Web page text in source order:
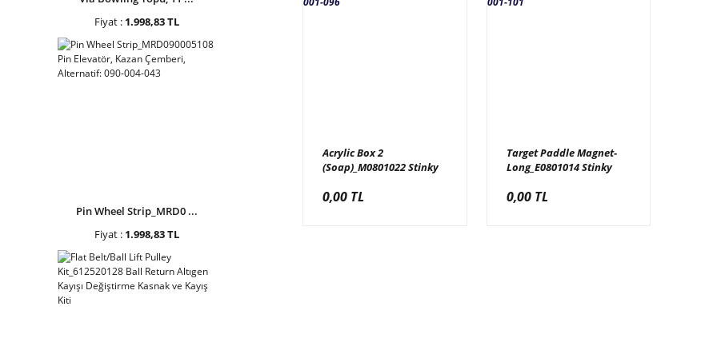
Fiyat : 1.998,83 TL
Pin Wheel Strip_MRD0 ...
Fiyat : 1.998,83 TL
Acrylic Box 2
(Soap)_M0801022 Stinky
SF100-001-096
0,00 TL
Target Paddle Magnet-
Long_E0801014 Stinky
0,00 TL